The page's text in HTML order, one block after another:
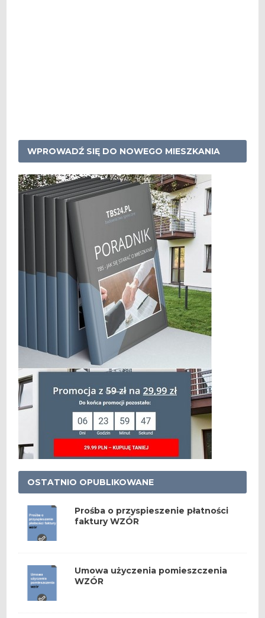
WPROWADŹ SIĘ DO NOWEGO MIESZKANIA
OSTATNIO OPUBLIKOWANE
Prośba o przyspieszenie płatności
faktury WZÓR
Umowa użyczenia pomieszczenia
WZÓR